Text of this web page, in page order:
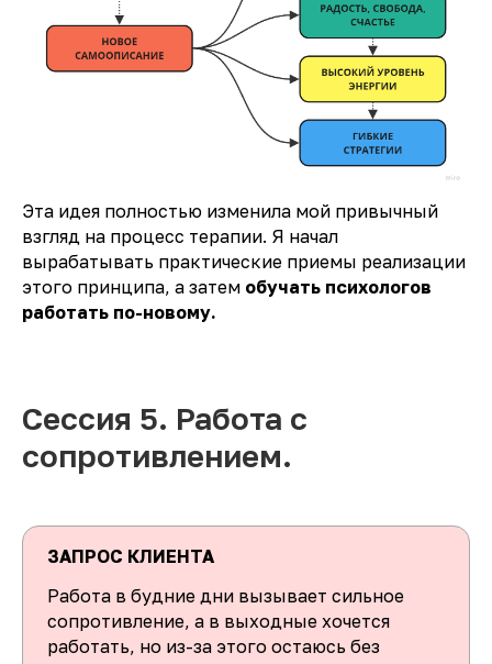
Эта идея полностью изменила мой привычный
взгляд на процесс терапии. Я начал
вырабатывать практические приемы реализации
этого принципа, а затем обучать психологов
работать по-новому.
Сессия 5. Работа с
сопротивлением.
ЗАПРОС КЛИЕНТА
Работа в будние дни вызывает сильное
сопротивление, а в выходные хочется
работать, но из-за этого остаюсь без